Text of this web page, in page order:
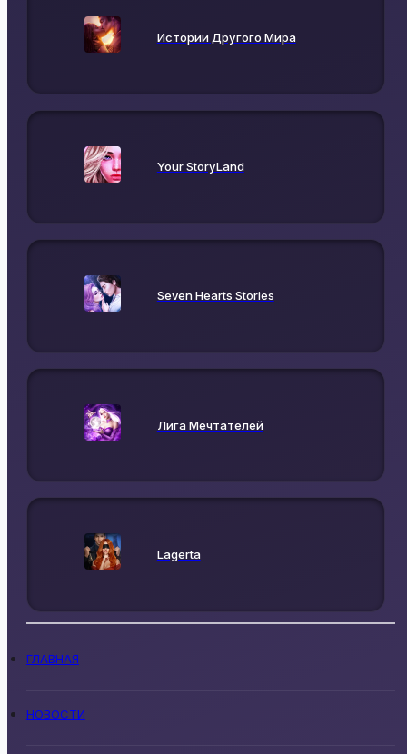
Истории Другого Мира
Your StoryLand
Seven Hearts Stories
Лига Мечтателей
Lagerta
ГЛАВНАЯ
НОВОСТИ